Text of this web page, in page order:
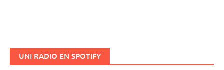
UNI RADIO EN SPOTIFY